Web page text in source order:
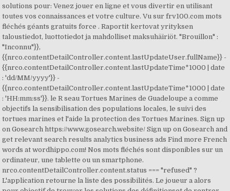
solutions pour: Venez jouer en ligne et vous divertir en utilisant
toutes vos connaissances et votre culture. Vu sur frv100.com mots
fléchés géants gratuits force . Raportit kertovat yrityksen
taloustiedot, luottotiedot ja mahdolliset maksuhäiriöt. "Brouillon" :
"Inconnu"}},
{{nrco.contentDetailController.content.lastUpdateUser.fullName}} -
{{nrco.contentDetailController.content.lastUpdateTime*1000 | date
: 'dd/MM/yyyy'}} -
{{nrco.contentDetailController.content.lastUpdateTime*1000 | date
: 'HH:mm:ss'}}. le R seau Tortues Marines de Guadeloupe a comme
objectifs la sensibilisation des populations locales, le suivi des
tortues marines et l'aide la protection des Tortues Marines. Sign up
on Gosearch https://www.gosearch.website/ Sign up on Gosearch and
get relevant search results analytics business ads Find more French
words at wordhippo.com! Nos mots fléchés sont disponibles sur un
ordinateur, une tablette ou un smartphone.
nrco.contentDetailController.content.status === "refused" ?
L'application retourne la liste des possibilités. Le joueur a alors